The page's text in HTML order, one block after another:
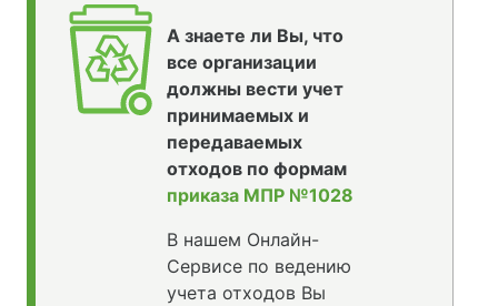
А знаете ли Вы, что
все организации
должны вести учет
принимаемых и
передаваемых
отходов по формам
приказа МПР №1028
В нашем Онлайн-
Сервисе по ведению
учета отходов Вы